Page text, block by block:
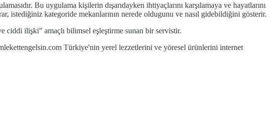
Bu uygulama kişilerin dışarıdayken ihtiyaçlarını karşılamaya ve hayatlarını
istediğiniz kategoride mekanlarının nerede oldugunu ve nasıl gidebildiğini gösterir.
ciddi ilişki” amaçlı bilimsel eşleştirme sunan bir servistir.
Türkiye'nin yerel lezzetlerini ve yöresel ürünlerini internet